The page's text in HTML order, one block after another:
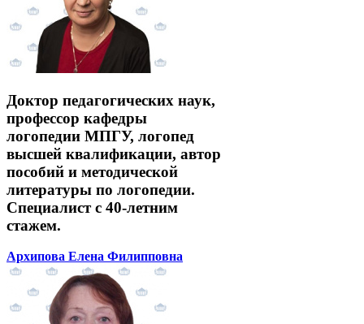
Доктор педагогических наук,
профессор кафедры
логопедии МПГУ, логопед
высшей квалификации, автор
пособий и методической
литературы по логопедии.
Специалист с 40-летним
стажем.
Архипова Елена Филипповна